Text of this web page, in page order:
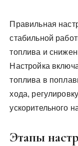
Правильная
стабильной
топлива и
Настройка
топлива в
хода,
ускорительного
Этапы